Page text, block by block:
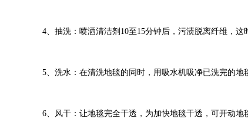
4、抽洗：喷洒清洁剂10至15分钟后，污渍脱离纤维，
5、洗水：在清洗地毯的同时，用吸水机吸净已洗完的地
6、风干：让地毯完全干透，为加快地毯干透，可开动地